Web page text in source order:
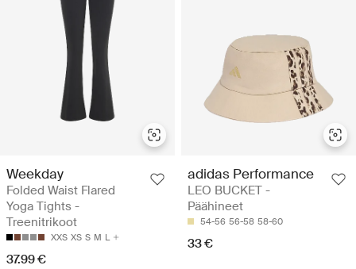
Weekday
Folded Waist Flared
Yoga Tights -
Treenitrikoot
XXS XS S M L
37.99 €
adidas Performance
LEO BUCKET -
Päähineet
54-56 56-58 58-60
33 €